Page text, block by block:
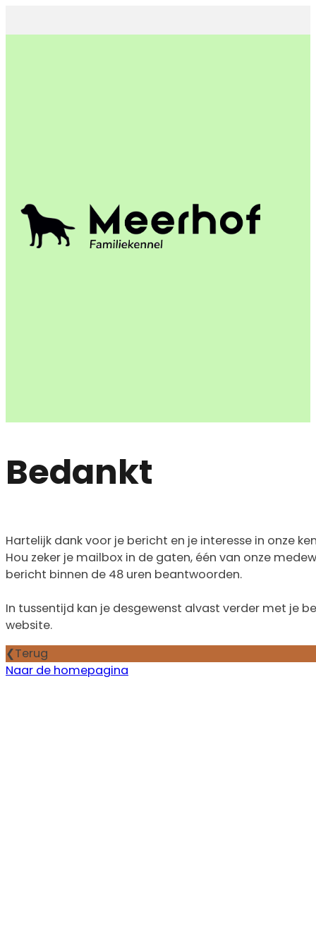
Bedankt
Hartelijk dank voor je bericht en je interesse in onze
Hou zeker je mailbox in de gaten, één van onze
bericht binnen de 48 uren beantwoorden.
In tussentijd kan je desgewenst alvast verder met je
website.
Terug
Naar de homepagina